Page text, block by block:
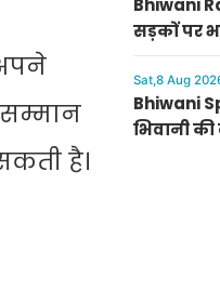
है।
Bhiwani
सड़कों पर
फसल को
Sat,8 Aug
Bhiwani
भिवानी